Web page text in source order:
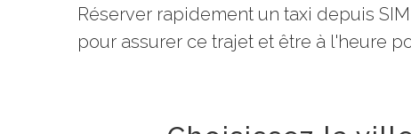
Réserver rapidement un taxi depuis
pour assurer ce trajet et être à l'heure